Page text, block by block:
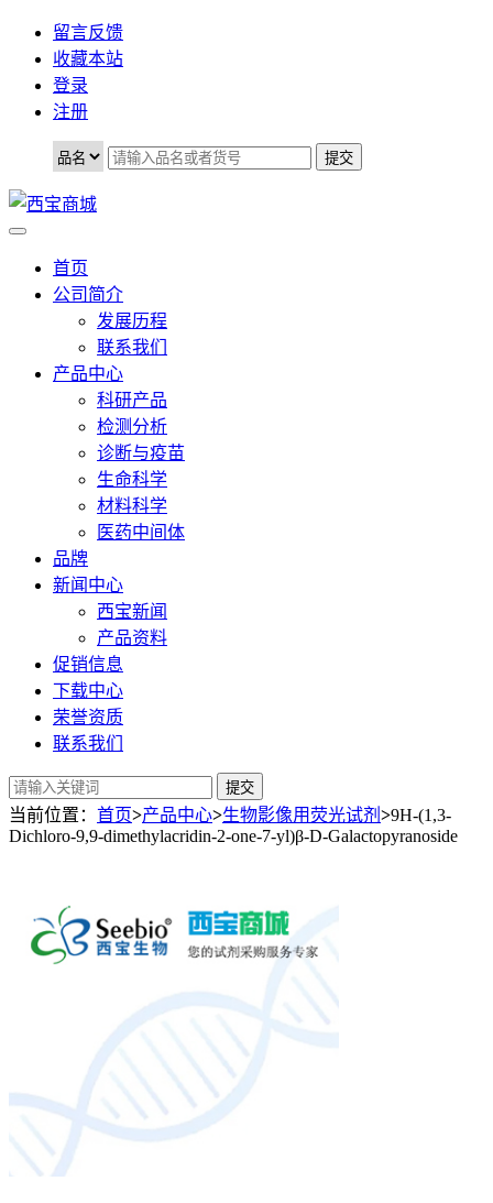
留言反馈
收藏本站
登录
注册
首页
公司简介
发展历程
联系我们
产品中心
科研产品
检测分析
诊断与疫苗
生命科学
材料科学
医药中间体
品牌
新闻中心
西宝新闻
产品资料
促销信息
下载中心
荣誉资质
联系我们
提交
当前位置： 首页>产品中心>生物影像用荧光试剂 >9H-(1,3-
Dichloro-9,9-dimethylacridin-2-one-7-yl)β-D-Galactopyranoside